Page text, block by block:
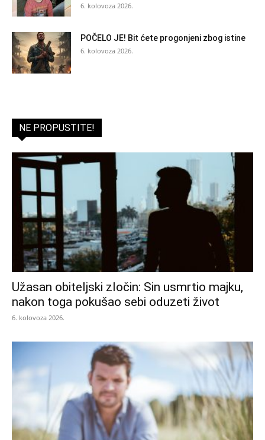
6. kolovoza 2026.
POČELO JE! Bit ćete progonjeni zbog istine
6. kolovoza 2026.
NE PROPUSTITE!
Užasan obiteljski zločin: Sin usmrtio majku,
nakon toga pokušao sebi oduzeti život
6. kolovoza 2026.